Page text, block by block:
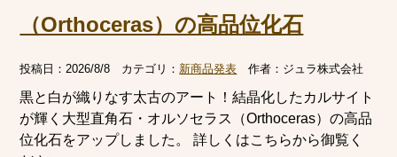
（Orthoceras）の高品位化石
投稿日：2026/8/8 カテゴリ： 新商品発表 作者： ジュラ株式会社
黒と白が織りなす太古のアート！結晶化したカルサイト
が輝く大型直角石・オルソセラス（Orthoceras）の高品
位化石をアップしました。 詳しくはこちらから御覧く